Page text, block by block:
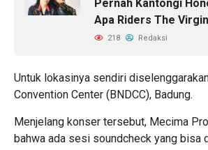
Pernah Kantongi
Apa Riders The
218 Redaksi
Untuk lokasinya sendiri
Convention Center (BNDCC), Badung.
Menjelang konser tersebut, Mecima
bahwa ada sesi soundcheck yang bisa